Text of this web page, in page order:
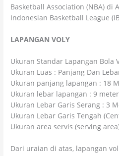
Basketball Association (NBA) di
Indonesian Basketball League
LAPANGAN VOLY
Ukuran Standar Lapangan Bola
Ukuran Luas : Panjang Dan
Ukuran panjang lapangan : 18
Ukuran lebar lapangan : 9 meter
Ukuran Lebar Garis Serang : 3
Ukuran Lebar Garis Tengah
Ukuran area servis (serving
Dari uraian di atas, lapangan